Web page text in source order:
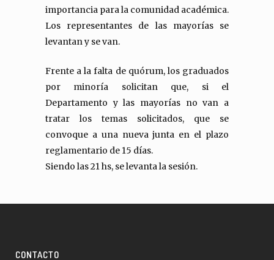
importancia para la comunidad académica.
Los representantes de las mayorías se
levantan y se van.
Frente a la falta de quórum, los graduados
por minoría solicitan que, si el
Departamento y las mayorías no van a
tratar los temas solicitados, que se
convoque a una nueva junta en el plazo
reglamentario de 15 días.
Siendo las 21 hs, se levanta la sesión.
CONTACTO